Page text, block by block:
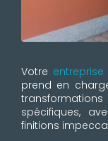
Votre
prend en
spécifiques,
finitions